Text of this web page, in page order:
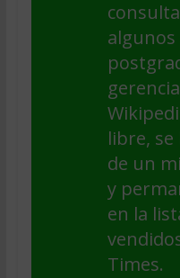
libre,
de un
y
en la
Times.